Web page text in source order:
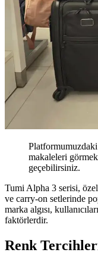
makaleleri
geçebilirsiniz.
Tumi Alpha 3 serisi,
ve carry-on setlerinde
marka algısı,
faktörlerdir.
Renk